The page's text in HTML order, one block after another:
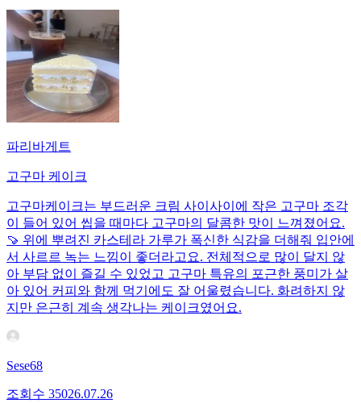
파리바게트
고구마 케이크
고구마케이크는 부드러운 크림 사이사이에 작은 고구마 조각
이 들어 있어 씹을 때마다 고구마의 달콤한 맛이 느껴졌어요.
🍠 위에 뿌려진 카스테라 가루가 폭신한 식감을 더해줘 입안에
서 사르르 녹는 느낌이 좋더라고요. 전체적으로 많이 달지 않
아 부담 없이 즐길 수 있었고 고구마 특유의 포근한 풍미가 살
아 있어 커피와 함께 먹기에도 잘 어울렸습니다. 화려하지 않
지만 은근히 계속 생각나는 케이크였어요.
Sese68
조회수 35026.07.26